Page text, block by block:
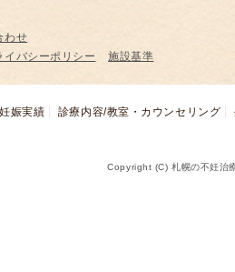
わせ
イバシーポリシー 施設基準
妊娠実績 診療内容/教室・カウンセリング
Copyright (C) 札幌の不妊治